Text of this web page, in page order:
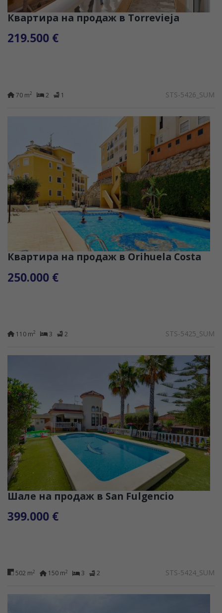
Квартира на продаж в Torrevieja
219.500 €
70 m2 2 1 STS-5426_SUM
Квартира на продаж в Orihuela Costa
250.000 €
110 m2 3 2 STS-5425_SUM
Шале на продаж в San Fulgencio
399.000 €
502 m2 150 m2 3 2 STS-5424_SUM